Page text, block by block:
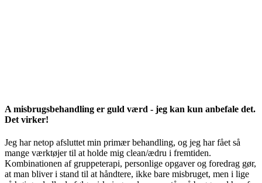
A misbrugsbehandling er guld værd - jeg kan kun anbefale det.
Det virker!
Jeg har netop afsluttet min primær behandling, og jeg har fået så
mange værktøjer til at holde mig clean/ædru i fremtiden.
Kombinationen af gruppeterapi, personlige opgaver og foredrag gør,
at man bliver i stand til at håndtere, ikke bare misbruget, men i lige